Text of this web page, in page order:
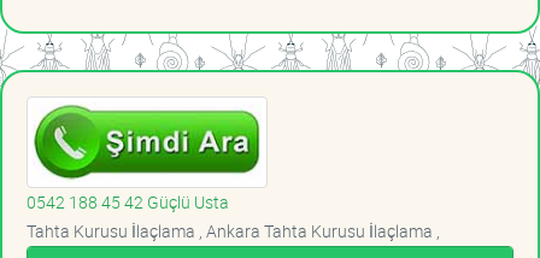
0542 188 45 42 Güçlü Usta
Tahta Kurusu İlaçlama , Ankara Tahta Kurusu İlaçlama ,